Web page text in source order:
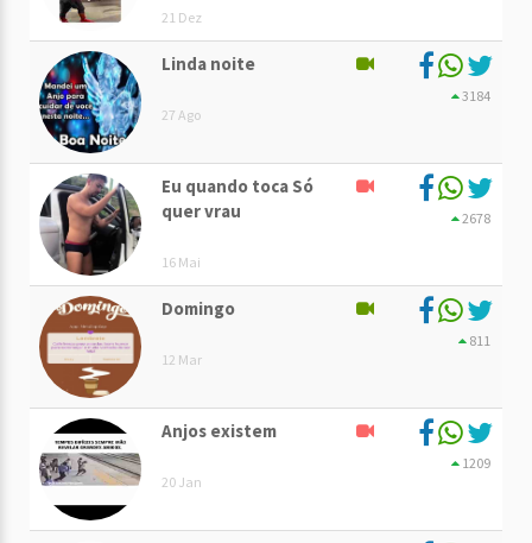
21 Dez
Linda noite
27 Ago
3184
Eu quando toca Só
quer vrau
16 Mai
2678
Domingo
12 Mar
811
Anjos existem
20 Jan
1209